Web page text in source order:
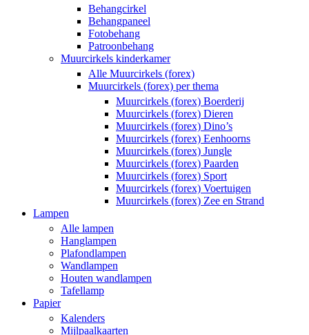
Behangcirkel
Behangpaneel
Fotobehang
Patroonbehang
Muurcirkels kinderkamer
Alle Muurcirkels (forex)
Muurcirkels (forex) per thema
Muurcirkels (forex) Boerderij
Muurcirkels (forex) Dieren
Muurcirkels (forex) Dino’s
Muurcirkels (forex) Eenhoorns
Muurcirkels (forex) Jungle
Muurcirkels (forex) Paarden
Muurcirkels (forex) Sport
Muurcirkels (forex) Voertuigen
Muurcirkels (forex) Zee en Strand
Lampen
Alle lampen
Hanglampen
Plafondlampen
Wandlampen
Houten wandlampen
Tafellamp
Papier
Kalenders
Mijlpaalkaarten